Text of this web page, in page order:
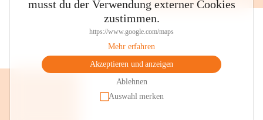
musst du der Verwendung externer Cookies
zustimmen.
https://www.google.com/maps
Mehr erfahren
Akzeptieren und anzeigen
Ablehnen
Auswahl merken